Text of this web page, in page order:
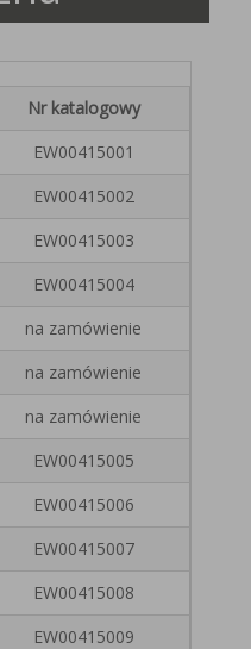
Nr katalogowy
EW00415001
EW00415002
EW00415003
EW00415004
na zamówienie
na zamówienie
na zamówienie
EW00415005
EW00415006
EW00415007
EW00415008
EW00415009